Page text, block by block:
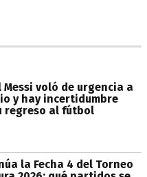
Messi voló de urgencia a
y hay incertidumbre
regreso al fútbol
la Fecha 4 del Torneo